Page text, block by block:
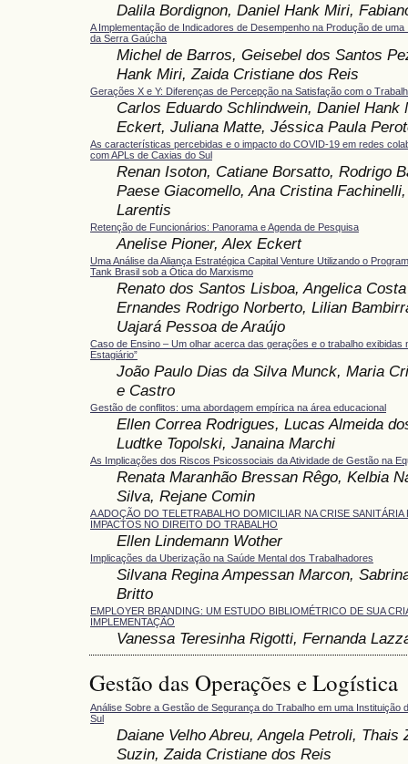
Dalila Bordignon, Daniel Hank Miri,
A Implementação de Indicadores de Desempenho na Produção de
da Serra Gaúcha
Michel de Barros, Geisebel dos Santos
Hank Miri, Zaida Cristiane dos Reis
Gerações X e Y: Diferenças de Percepção na Satisfação com o
Carlos Eduardo Schlindwein, Daniel Hank
Eckert, Juliana Matte, Jéssica Paula
As características percebidas e o impacto do COVID-19 em redes
com APLs de Caxias do Sul
Renan Isoton, Catiane Borsatto, Rodrigo
Paese Giacomello, Ana Cristina
Larentis
Retenção de Funcionários: Panorama e Agenda de Pesquisa
Anelise Pioner, Alex Eckert
Uma Análise da Aliança Estratégica Capital Venture Utilizando o
Tank Brasil sob a Ótica do Marxismo
Renato dos Santos Lisboa, Angelica
Ernandes Rodrigo Norberto, Lilian
Uajará Pessoa de Araújo
Caso de Ensino – Um olhar acerca das gerações e o trabalho exibidas
Estagiário”
João Paulo Dias da Silva Munck, Maria
e Castro
Gestão de conflitos: uma abordagem empírica na área educacional
Ellen Correa Rodrigues, Lucas Almeida
Ludtke Topolski, Janaina Marchi
As Implicações dos Riscos Psicossociais da Atividade de Gestão na
Renata Maranhão Bressan Rêgo, Kelbia
Silva, Rejane Comin
A ADOÇÃO DO TELETRABALHO DOMICILIAR NA CRISE
IMPACTOS NO DIREITO DO TRABALHO
Ellen Lindemann Wother
Implicações da Uberização na Saúde Mental dos Trabalhadores
Silvana Regina Ampessan Marcon,
Britto
EMPLOYER BRANDING: UM ESTUDO BIBLIOMÉTRICO DE SUA
IMPLEMENTAÇÃO
Vanessa Teresinha Rigotti, Fernanda
Gestão das Operações e Logística
Análise Sobre a Gestão de Segurança do Trabalho em uma Instituição
Sul
Daiane Velho Abreu, Angela Petroli, Thais
Suzin, Zaida Cristiane dos Reis